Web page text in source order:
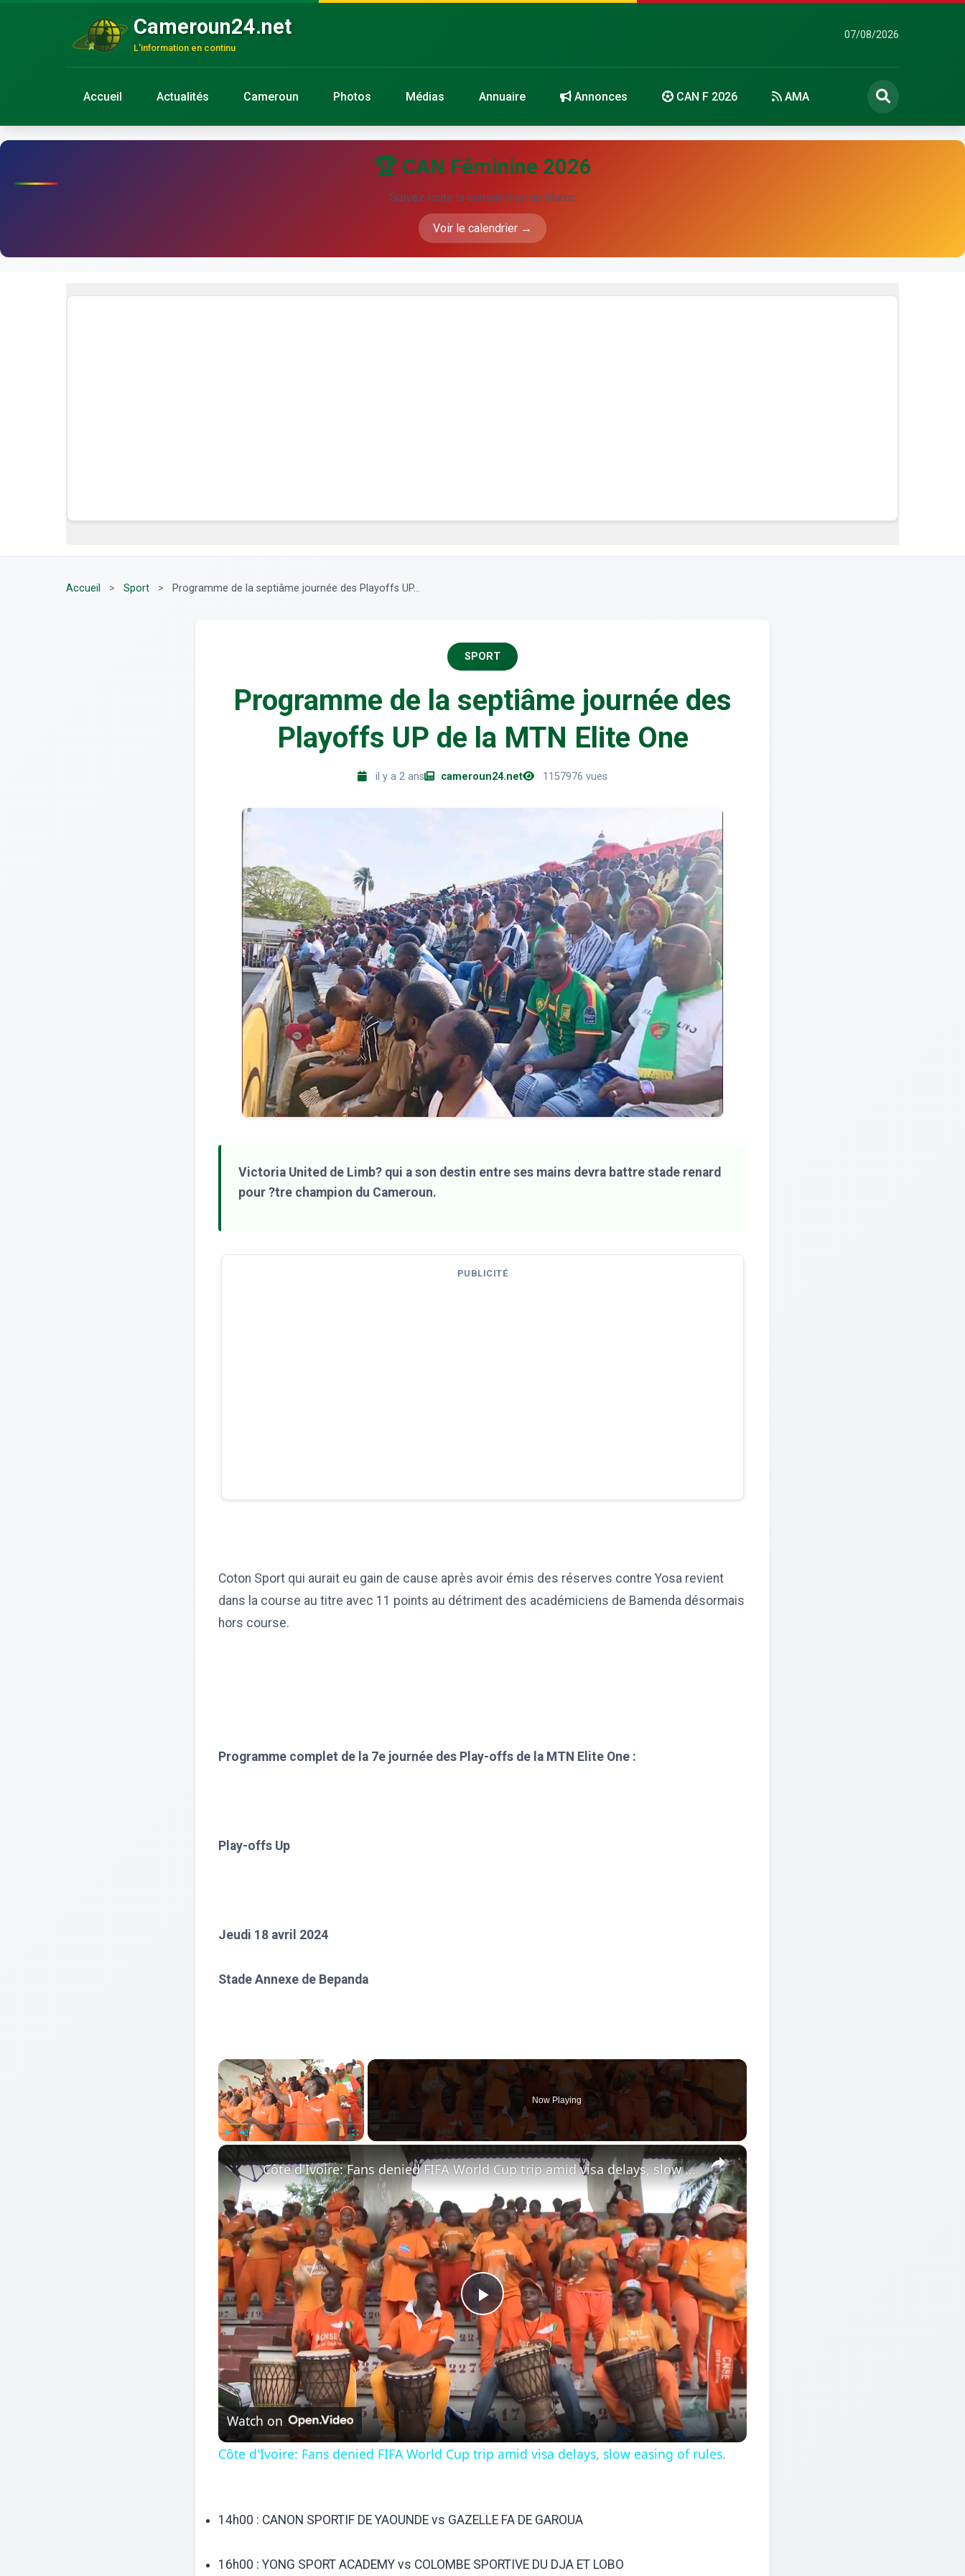
Cameroun24.net
L'information en continu
07/08/2026
Accueil Actualités Cameroun Photos Médias Annuaire Annonces CAN F 2026 AMA
🏆 CAN Féminine 2026
Suivez toute la compétition au Maroc
Voir le calendrier →
Accueil > Sport > Programme de la septiâme journée des Playoffs UP...
SPORT
Programme de la septiâme journée des
Playoffs UP de la MTN Elite One
il y a 2 ans cameroun24.net 1157976 vues
Victoria United de Limb? qui a son destin entre ses mains devra battre stade renard
pour ?tre champion du Cameroun.
PUBLICITÉ
Coton Sport qui aurait eu gain de cause après avoir émis des réserves contre Yosa revient
dans la course au titre avec 11 points au détriment des académiciens de Bamenda désormais
hors course.
Programme complet de la 7e journée des Play-offs de la MTN Elite One :
Play-offs Up
Jeudi 18 avril 2024
Stade Annexe de Bepanda
×
Now Playing
×
Play
Video
Côte d'Ivoire: Fans denied FIFA World Cup trip amid visa delays, slow easing of rules.
Watch on
Côte d'Ivoire: Fans denied FIFA World Cup trip amid visa delays, slow easing of rules.
14h00 : CANON SPORTIF DE YAOUNDE vs GAZELLE FA DE GAROUA
16h00 : YONG SPORT ACADEMY vs COLOMBE SPORTIVE DU DJA ET LOBO